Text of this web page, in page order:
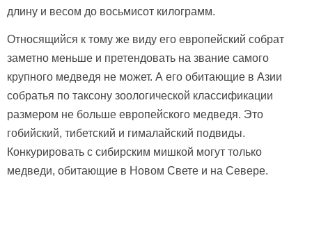
длину и весом до восьмисот килограмм.
Относящийся к тому же виду его европейский собрат
заметно меньше и претендовать на звание самого
крупного медведя не может. А его обитающие в Азии
собратья по таксону зоологической классификации
размером не больше европейского медведя. Это
гобийский, тибетский и гималайский подвиды.
Конкурировать с сибирским мишкой могут только
медведи, обитающие в Новом Свете и на Севере.